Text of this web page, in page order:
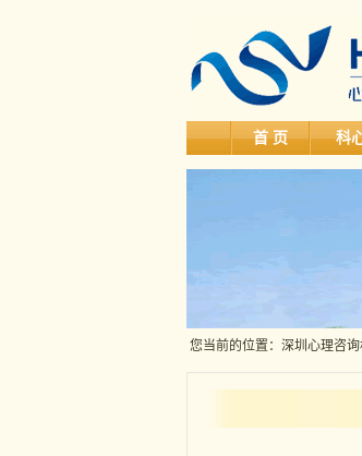
首 页 科
您当前的位置： 深圳心理咨